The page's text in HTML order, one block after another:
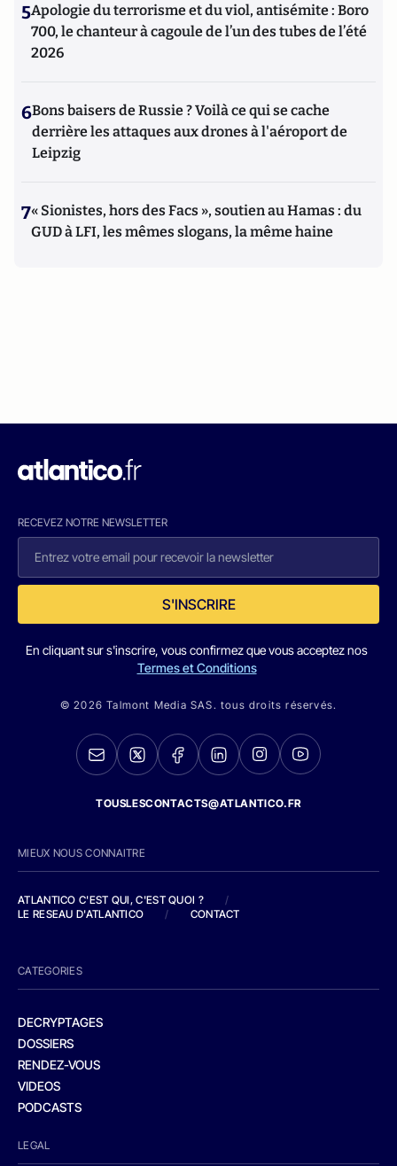
5Apologie du terrorisme et du viol, antisémite : Boro
700, le chanteur à cagoule de l’un des tubes de l’été
2026
6Bons baisers de Russie ? Voilà ce qui se cache
derrière les attaques aux drones à l'aéroport de
Leipzig
7« Sionistes, hors des Facs », soutien au Hamas : du
GUD à LFI, les mêmes slogans, la même haine
RECEVEZ NOTRE NEWSLETTER
S'INSCRIRE
En cliquant sur s'inscrire, vous confirmez que vous acceptez nos
Termes et Conditions
© 2026 Talmont Media SAS. tous droits réservés.
TOUSLESCONTACTS@ATLANTICO.FR
MIEUX NOUS CONNAITRE
ATLANTICO C'EST QUI, C'EST QUOI ?
/
LE RESEAU D'ATLANTICO
/ CONTACT
CATEGORIES
DECRYPTAGES
DOSSIERS
RENDEZ-VOUS
VIDEOS
PODCASTS
LEGAL